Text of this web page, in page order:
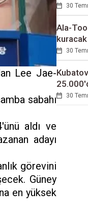
Lee Jae-
sabahı
aldı ve
adayı
görevini
Güney
en yüksek
30
Ala-
kuracak
30
30